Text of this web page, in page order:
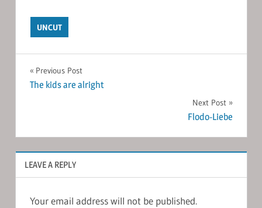
UNCUT
Post
navigation
Previous Post
The kids are alright
Next Post
Flodo-Liebe
LEAVE A REPLY
Your email address will not be published.